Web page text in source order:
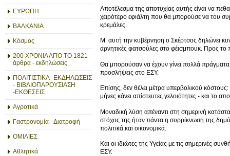
ΕΥΡΩΠΗ
ΒΑΛΚΑΝΙΑ
Κόσμος
200 ΧΡΟΝΙΑ ΑΠΟ ΤΟ 1821-
άρθρα - εκδηλώσεις
ΠΟΛΙΤΙΣΤΙΚΑ- ΕΚΔΗΛΩΣΕΙΣ
- ΒΙΒΛΙΟΠΑΡΟΥΣΙΑΣΗ
-ΕΚΘΕΣΕΙΣ
Αγροτικά
Γαστρονομία - Διατροφή
ΟΜΙΛΙΕΣ
Αθλητικά
Αποτέλεσμα της αποτυχίας αυτής είναι να
χειρότερο εφιάλτη που θα μπορούσε να του
κρεμάλες.
Μ’ αυτή την κυβέρνηση ο Σκέρτσος δηλώνει
αρνητικές φατσούλες στο φέισμπουκ. Προς το
Θα μπορούσαν να έχουν γίνει πολλά
προσλήψεις στο ΕΣΥ.
Επίσης, δεν θέλει μέτρα υπερβολικού
μήνες κάνει απίστευτες γελοιότητες - και το
Μοναδική λύση απέναντι στη σημερινή
στόχος της ήταν πάντα η συρρίκνωση της
πολιτικά και οικονομικά.
Και οι ιδιώτες τής Υγείας με τις σημερινές
ΕΣΥ.